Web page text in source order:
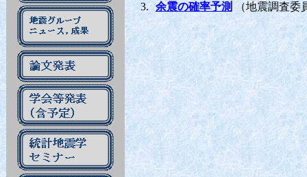
3.
余震の確率予測 （地震調査委